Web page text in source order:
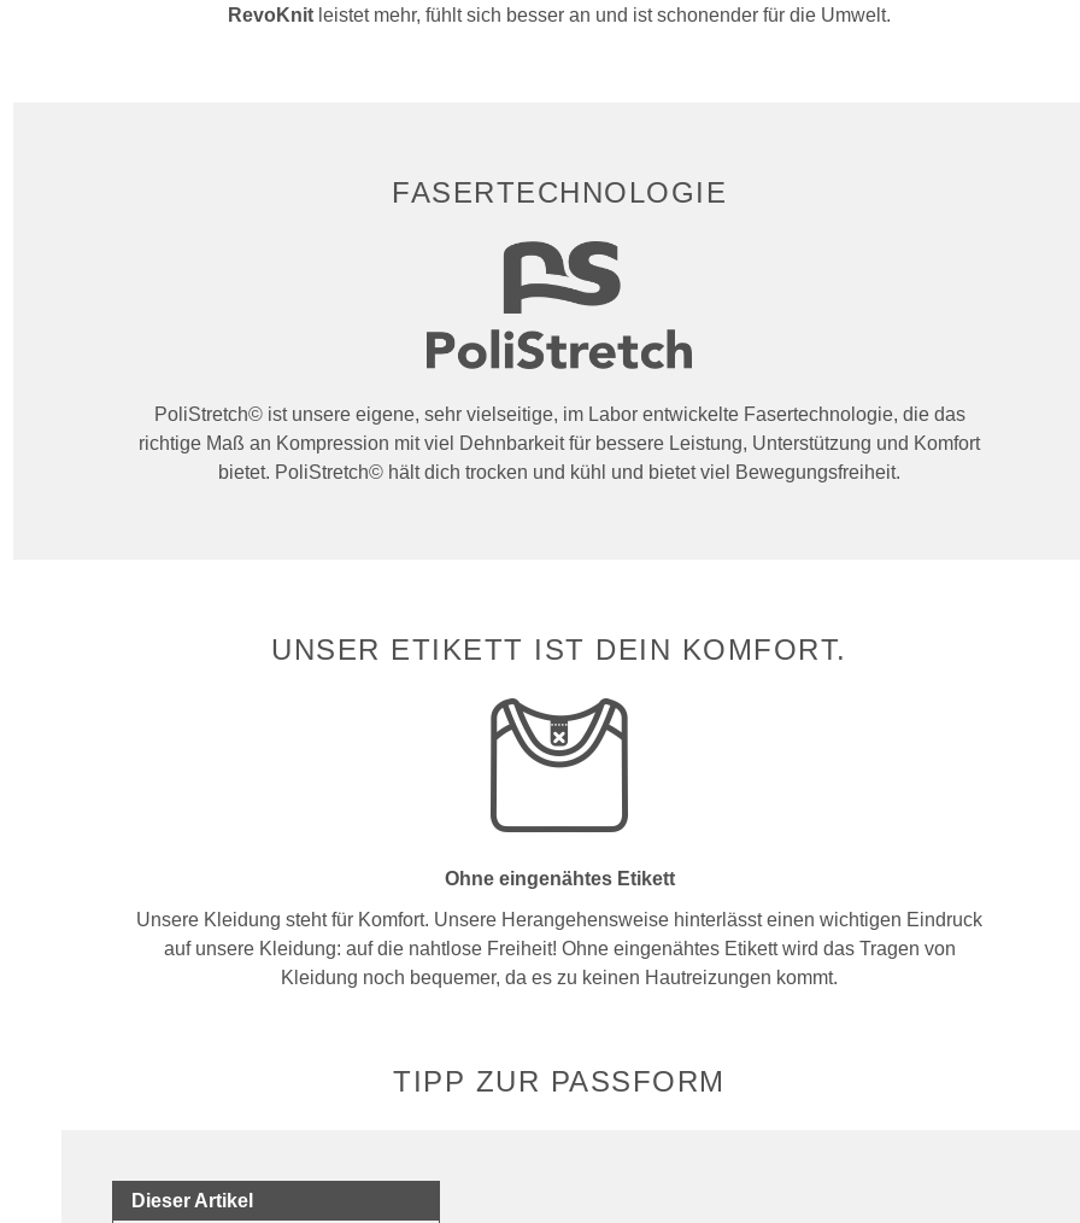
RevoKnit leistet mehr, fühlt sich besser an und ist schonender für die Umwelt.
FASERTECHNOLOGIE
PoliStretch© ist unsere eigene, sehr vielseitige, im Labor entwickelte Fasertechnologie, die das
richtige Maß an Kompression mit viel Dehnbarkeit für bessere Leistung, Unterstützung und Komfort
bietet. PoliStretch© hält dich trocken und kühl und bietet viel Bewegungsfreiheit.
UNSER ETIKETT IST DEIN KOMFORT.
Ohne eingenähtes Etikett
Unsere Kleidung steht für Komfort. Unsere Herangehensweise hinterlässt einen wichtigen Eindruck
auf unsere Kleidung: auf die nahtlose Freiheit! Ohne eingenähtes Etikett wird das Tragen von
Kleidung noch bequemer, da es zu keinen Hautreizungen kommt.
TIPP ZUR PASSFORM
Dieser Artikel